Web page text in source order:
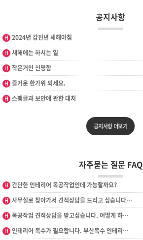
공지사항
H 2024년 갑진년 새해아침
H
인기글
새해에는 하시는 일
H
인기글
작은거인 신명함
H
인기글
즐거운 한가위 되세요.
H
인기글
스팸글과 보안에 관한 대처
공지사항 더보기
자주묻는 질문 FAQ
H 간단한 인테리어 목공작업인데 가능할까요?
H
인기글
사무실로 찾아가서 견적상담을 드리고 싶습니다…
H
인기글
목공작업 견적상담을 받고싶습니다. 어떻게 하…
H
인기글
인테리어 목수가 필요합니다. 부산목수 인테리…